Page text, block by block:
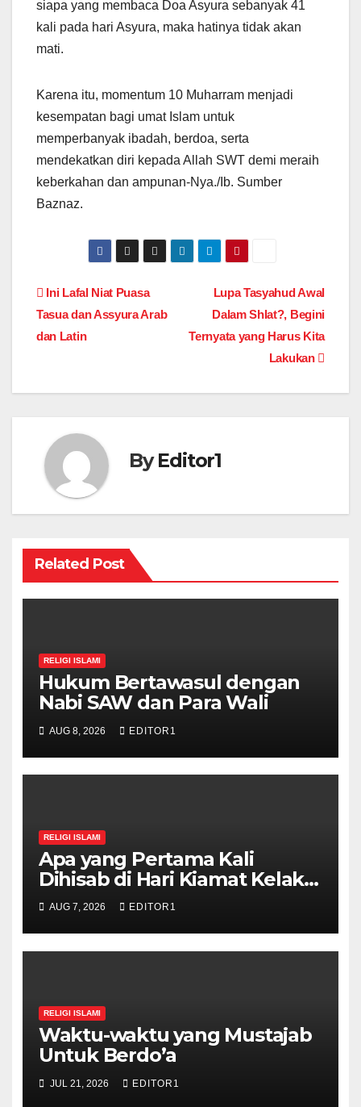
siapa yang membaca Doa Asyura sebanyak 41
kali pada hari Asyura, maka hatinya tidak akan
mati.
Karena itu, momentum 10 Muharram menjadi
kesempatan bagi umat Islam untuk
memperbanyak ibadah, berdoa, serta
mendekatkan diri kepada Allah SWT demi meraih
keberkahan dan ampunan-Nya./Ib. Sumber
Baznaz.
Post
navigation
Lupa Tasyahud Awal
Dalam Shlat?, Begini
Ternyata yang Harus Kita
Lakukan
Ini Lafal Niat Puasa
Tasua dan Assyura Arab
dan Latin
ByEditor1
Related Post
RELIGI ISLAMI
Hukum Bertawasul dengan
Nabi SAW dan Para Wali
AUG 8, 2026 EDITOR1
RELIGI ISLAMI
Apa yang Pertama Kali
Dihisab di Hari Kiamat Kelak?,
Ini Jawabannya!
AUG 7, 2026 EDITOR1
RELIGI ISLAMI
Waktu-waktu yang Mustajab
Untuk Berdo’a
JUL 21, 2026 EDITOR1